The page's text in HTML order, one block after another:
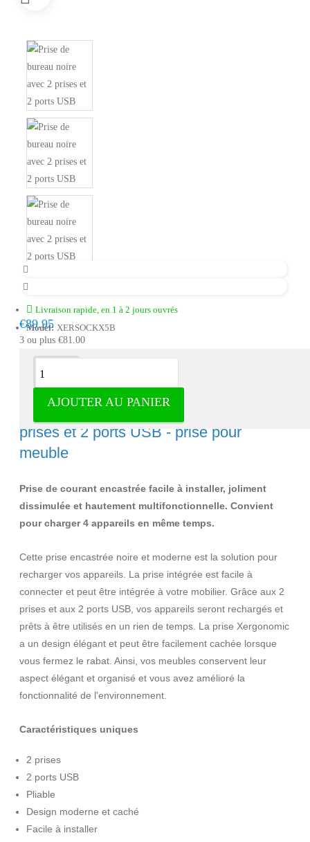
Livraison rapide, en 1 à 2 jours ouvrés
Model: XERSOCKX5B
€89.95
3 ou plus €81.00
AJOUTER AU PANIER
Description
Prise de bureau xergonomique avec 2
prises et 2 ports USB - prise pour
meuble
Prise de courant encastrée facile à installer, joliment
dissimulée et hautement multifonctionnelle. Convient
pour charger 4 appareils en même temps.
Cette prise encastrée noire et moderne est la solution pour
recharger vos appareils. La prise intégrée est facile à
connecter et peut être intégrée à votre mobilier. Grâce aux 2
prises et aux 2 ports USB, vos appareils seront rechargés et
prêts à être utilisés en un rien de temps. La prise Xergonomic
a un design élégant et peut être facilement cachée lorsque
vous fermez le rabat. Ainsi, vos meubles conservent leur
aspect élégant et organisé et vous avez amélioré la
fonctionnalité de l'environnement.
Caractéristiques uniques
2 prises
2 ports USB
Pliable
Design moderne et caché
Facile à installer